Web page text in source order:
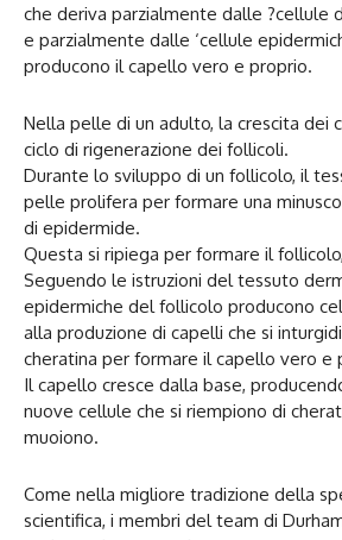
che deriva parzialmente dalle ?cellule
e parzialmente dalle ‘cellule
producono il capello vero e proprio.
Nella pelle di un adulto, la crescita dei
ciclo di rigenerazione dei follicoli.
Durante lo sviluppo di un follicolo, il
pelle prolifera per formare una
di epidermide.
Questa si ripiega per formare il
Seguendo le istruzioni del tessuto
epidermiche del follicolo producono
alla produzione di capelli che si
cheratina per formare il capello vero e
Il capello cresce dalla base,
nuove cellule che si riempiono di
muoiono.
Come nella migliore tradizione della
scientifica, i membri del team di